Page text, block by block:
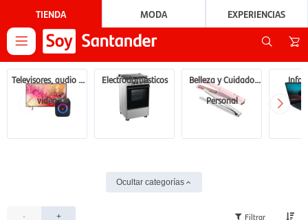
TIENDA MODA EXPERIENCIAS

Televisores, audio y
video
Electrodomésticos
Belleza y Cuidado
Personal
Ocultar categorías
- +